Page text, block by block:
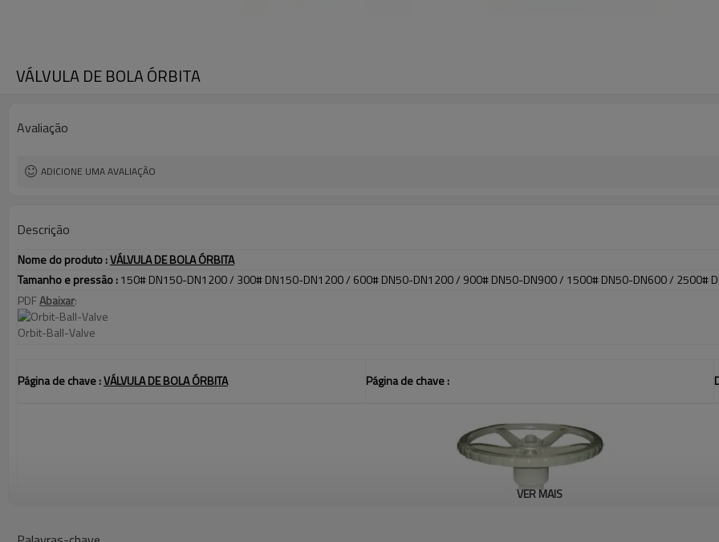
VÁLVULA DE BOLA ÓRBITA
Avaliação
ADICIONE UMA AVALIAÇÃO
Descrição
Nome do produto:VÁLVULA DE BOLA ÓRBITA
Tamanho e pressão:150# DN150-DN1200 / 300# DN150-DN1200 / 600# DN50-DN1200 / 900# DN50-DN900 / 1500# DN50-DN600 / 2500#
PDF Abaixar:
Orbit-Ball-Valve
Página de chave:VÁLVULA DE BOLA ÓRBITA Página de chave:
VER MAIS